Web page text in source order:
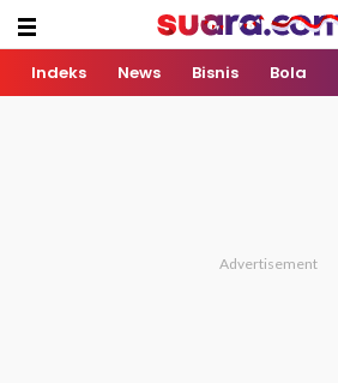
Indeks News Bisnis Bola